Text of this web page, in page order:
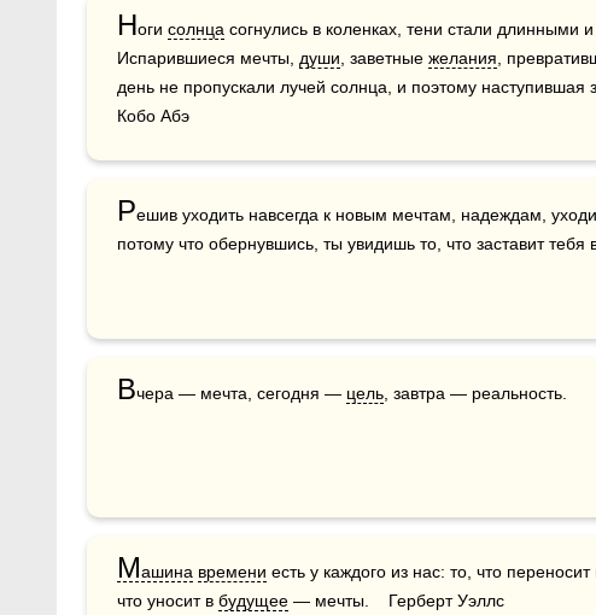
Ноги солнца согнулись в коленках, тени стали длинными
Испарившиеся мечты, души , заветные желания ,
день не пропускали лучей солнца, и поэтому наступившая
Кобо Абэ
Решив уходить навсегда к новым мечтам, надеждам,
потому что обернувшись, ты увидишь то, что заставит тебя
Вчера — мечта, сегодня — цель , завтра — реальность.
Машина времени есть у каждого из нас: то, что переносит
что уносит в будущее — мечты.    Герберт Уэллс